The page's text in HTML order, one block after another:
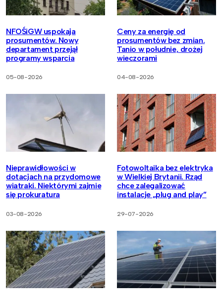
NFOŚiGW uspokaja
prosumentów. Nowy
departament przejął
programy wsparcia
05-08-2026
Ceny za energię od
prosumentów bez zmian.
Tanio w południe, drożej
wieczorami
04-08-2026
Nieprawidłowości w
dotacjach na przydomowe
wiatraki. Niektórymi zajmie
się prokuratura
03-08-2026
Fotowoltaika bez elektryka
w Wielkiej Brytanii. Rząd
chce zalegalizować
instalacje „plug and play”
29-07-2026